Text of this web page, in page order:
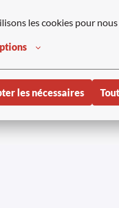
les cookies pour
les nécessaires